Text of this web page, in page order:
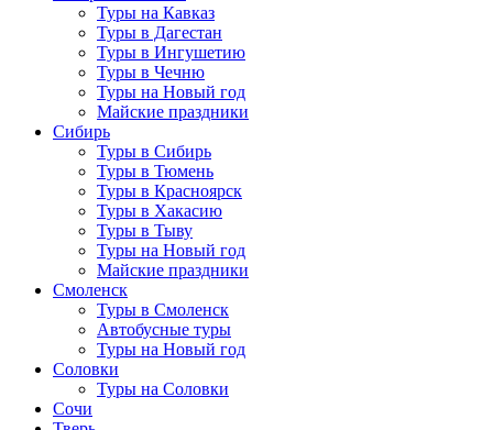
Туры на Кавказ
Туры в Дагестан
Туры в Ингушетию
Туры в Чечню
Туры на Новый год
Майские праздники
Сибирь
Туры в Сибирь
Туры в Тюмень
Туры в Красноярск
Туры в Хакасию
Туры в Тыву
Туры на Новый год
Майские праздники
Смоленск
Туры в Смоленск
Автобусные туры
Туры на Новый год
Соловки
Туры на Соловки
Сочи